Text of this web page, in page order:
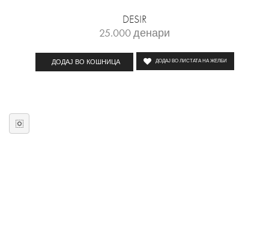
DESIR
25.000денари
ДОДАЈ ВО КОШНИЦА ДОДАЈ ВО ЛИСТАТА НА ЖЕЛБИ